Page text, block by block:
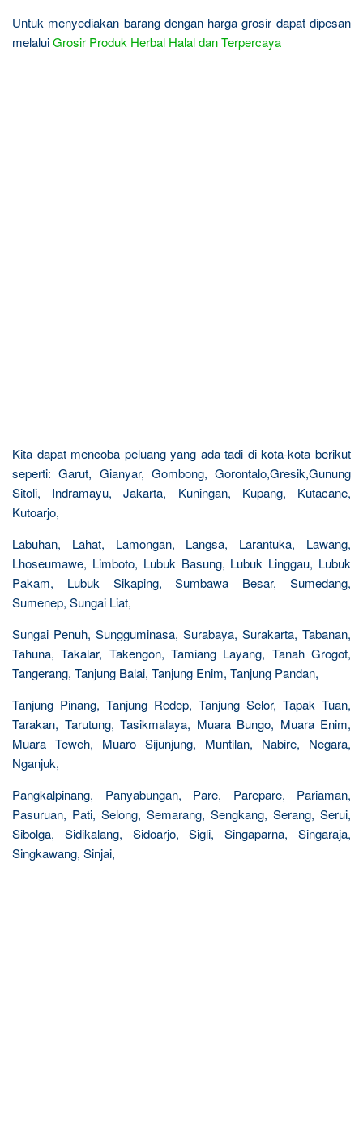
Untuk menyediakan barang dengan harga grosir dapat dipesan
melaluiGrosir Produk Herbal Halal dan Terpercaya
Kita dapat mencoba peluang yang ada tadi di kota-kota berikut
seperti: Garut, Gianyar, Gombong, Gorontalo,Gresik,Gunung
Sitoli, Indramayu, Jakarta, Kuningan, Kupang, Kutacane,
Kutoarjo,
Labuhan, Lahat, Lamongan, Langsa, Larantuka, Lawang,
Lhoseumawe, Limboto, Lubuk Basung, Lubuk Linggau, Lubuk
Pakam, Lubuk Sikaping, Sumbawa Besar, Sumedang,
Sumenep, Sungai Liat,
Sungai Penuh, Sungguminasa, Surabaya, Surakarta, Tabanan,
Tahuna, Takalar, Takengon, Tamiang Layang, Tanah Grogot,
Tangerang, Tanjung Balai, Tanjung Enim, Tanjung Pandan,
Tanjung Pinang, Tanjung Redep, Tanjung Selor, Tapak Tuan,
Tarakan, Tarutung, Tasikmalaya, Muara Bungo, Muara Enim,
Muara Teweh, Muaro Sijunjung, Muntilan, Nabire, Negara,
Nganjuk,
Pangkalpinang, Panyabungan, Pare, Parepare, Pariaman,
Pasuruan, Pati, Selong, Semarang, Sengkang, Serang, Serui,
Sibolga, Sidikalang, Sidoarjo, Sigli, Singaparna, Singaraja,
Singkawang, Sinjai,